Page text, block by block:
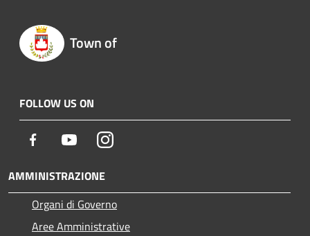
Town of
FOLLOW US ON
Facebook YoutubeInstagram
AMMINISTRAZIONE
Organi di Governo
Aree Amministrative